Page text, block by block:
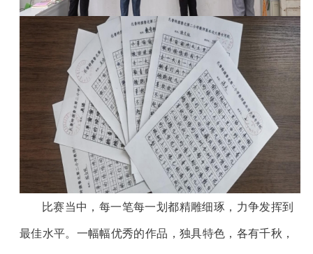
比赛当中，每一笔每一划都精雕细琢，力争发挥到
最佳水平。一幅幅优秀的作品，独具特色，各有千秋，